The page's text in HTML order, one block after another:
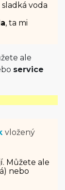
voda
, ta mi
ale
service
vložený
Můžete ale
nebo